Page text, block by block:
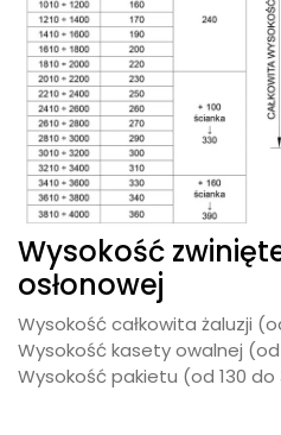
Wysokość
osłonowej
Wysokość całkowita żaluzji
Wysokość kasety owalnej
Wysokość pakietu (od 130